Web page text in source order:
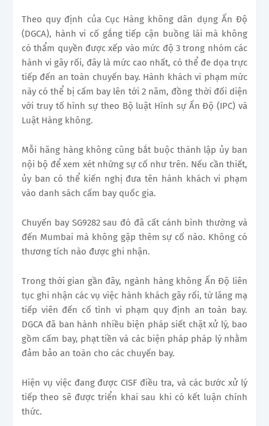
Theo quy định của Cục Hàng không dân dụng Ấn Độ
(DGCA), hành vi cố gắng tiếp cận buồng lái mà không
có thẩm quyền được xếp vào mức độ 3 trong nhóm các
hành vi gây rối, đây là mức cao nhất, có thể đe dọa trực
tiếp đến an toàn chuyến bay. Hành khách vi phạm mức
này có thể bị cấm bay lên tới 2 năm, đồng thời đối diện
với truy tố hình sự theo Bộ luật Hình sự Ấn Độ (IPC) và
Luật Hàng không.
Mỗi hãng hàng không cũng bắt buộc thành lập ủy ban
nội bộ để xem xét những sự cố như trên. Nếu cần thiết,
ủy ban có thể kiến nghị đưa tên hành khách vi phạm
vào danh sách cấm bay quốc gia.
Chuyến bay SG9282 sau đó đã cất cánh bình thường và
đến Mumbai mà không gặp thêm sự cố nào. Không có
thương tích nào được ghi nhận.
Trong thời gian gần đây, ngành hàng không Ấn Độ liên
tục ghi nhận các vụ việc hành khách gây rối, từ lăng mạ
tiếp viên đến cố tình vi phạm quy định an toàn bay.
DGCA đã ban hành nhiều biện pháp siết chặt xử lý, bao
gồm cấm bay, phạt tiền và các biện pháp pháp lý nhằm
đảm bảo an toàn cho các chuyến bay.
Hiện vụ việc đang được CISF điều tra, và các bước xử lý
tiếp theo sẽ được triển khai sau khi có kết luận chính
thức.